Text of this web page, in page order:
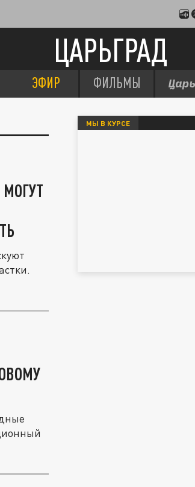
ЦАРЬГРАД
ЭФИР ФИЛЬМЫ
МЫ В КУРСЕ